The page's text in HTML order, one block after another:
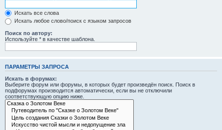
Искать все слова
Искать любое слово/поиск с языком запросов
Поиск по автору:
Используйте * в качестве шаблона.
ПАРАМЕТРЫ ЗАПРОСА
Искать в форумах:
Выберите форум или форумы, в которых будет произведён поиск. Поиск в
подфорумах производится автоматически, если вы не отключили
соответствующую опцию ниже.